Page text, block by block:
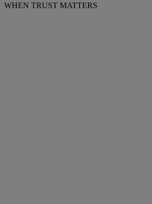
WHEN TRUST MATTERS